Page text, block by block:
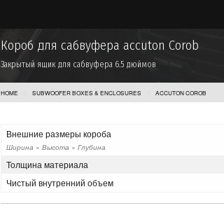
Короб для сабвуфера accuton Corob
Закрытый ящик для сабвуфера 6.5 дюймов
HOME SUBWOOFER BOXES & ENCLOSURES ACCUTON COROB
Внешние размеры короба
Ширина × Высота × Глубина
Толщина материала
Чистый внутренний объем